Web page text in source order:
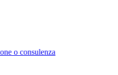
o consulenza